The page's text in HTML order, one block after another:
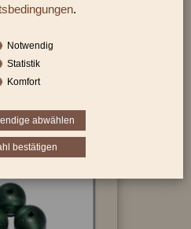
folgender Kategorie:
runde Perlen
.
Notwendig
Statistik
Komfort
abwählen
bestätigen